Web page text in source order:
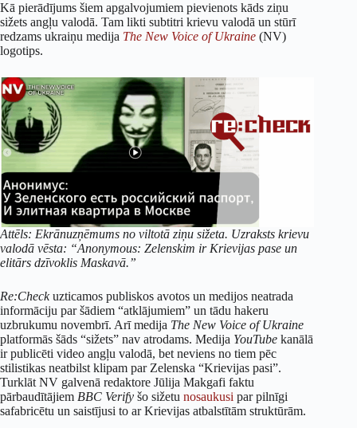
Kā pierādījums šiem apgalvojumiem pievienots kāds ziņu
sižets angļu valodā. Tam likti subtitri krievu valodā un stūrī
redzams ukraiņu medija The New Voice of Ukraine (NV)
logotips.
Attēls: Ekrānuzņēmums no viltotā ziņu sižeta. Uzraksts krievu
valodā vēsta: “Anonymous: Zelenskim ir Krievijas pase un
elitārs dzīvoklis Maskavā.”
Re:Checkuzticamos publiskos avotos un medijos neatrada
informāciju par šādiem “atklājumiem” un tādu hakeru
uzbrukumu novembrī. Arī medija The New Voice of Ukraine
platformās šāds “sižets” nav atrodams. Medija YouTube kanālā
ir publicēti video angļu valodā, bet neviens no tiem pēc
stilistikas neatbilst klipam par Zelenska “Krievijas pasi”.
Turklāt NV galvenā redaktore Jūlija Makgafi faktu
pārbaudītājiem BBC Verify šo sižetu nosaukusi par pilnīgi
safabricētu un saistījusi to ar Krievijas atbalstītām struktūrām.